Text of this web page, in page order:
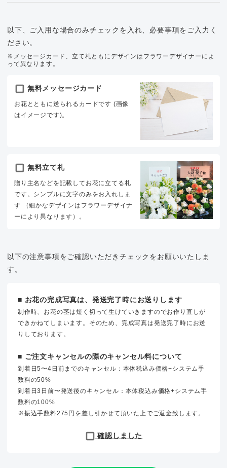
以下、ご入用な場合のみチェックを入れ、必要事項をご入力く
ださい。
※メッセージカード、立て札ともにデザインはフラワーデザイナーによ
って異なります。
無料メッセージカード
お花とともに送られるカードです (画像
はイメージです)。
無料立て札
贈り主名などを記載してお花に立てる札
です。シンプルに文字のみをお入れしま
す （細かなデザインはフラワーデザイナ
ーにより異なります）。
以下の注意事項をご確認いただきチェックをお願いいたしま
す。
■ お花の完成写真は、発送完了時にお送りします
制作時、お花の茎は短く切って生けていきますのでお作り直しが
できかねてしまいます。そのため、完成写真は発送完了時にお送
りしております。
■ ご注文キャンセルの際のキャンセル料について
到着日5〜4日前までのキャンセル：本体税込み価格+システム手
数料の50%
到着日3日前〜発送後のキャンセル：本体税込み価格+システム手
数料の100%
※振込手数料275円を差し引かせて頂いた上でご返金致します。
確認しました